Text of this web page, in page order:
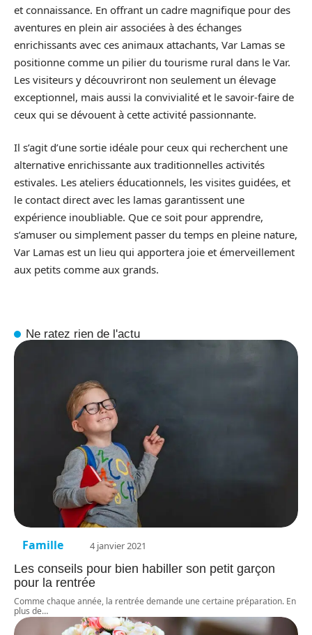
et connaissance. En offrant un cadre magnifique pour des
aventures en plein air associées à des échanges
enrichissants avec ces animaux attachants, Var Lamas se
positionne comme un pilier du tourisme rural dans le Var.
Les visiteurs y découvriront non seulement un élevage
exceptionnel, mais aussi la convivialité et le savoir-faire de
ceux qui se dévouent à cette activité passionnante.
Il s’agit d’une sortie idéale pour ceux qui recherchent une
alternative enrichissante aux traditionnelles activités
estivales. Les ateliers éducationnels, les visites guidées, et
le contact direct avec les lamas garantissent une
expérience inoubliable. Que ce soit pour apprendre,
s’amuser ou simplement passer du temps en pleine nature,
Var Lamas est un lieu qui apportera joie et émerveillement
aux petits comme aux grands.
Ne ratez rien de l'actu
Famille 4 janvier 2021
Les conseils pour bien habiller son petit garçon
pour la rentrée
Comme chaque année, la rentrée demande une certaine préparation. En
plus de…